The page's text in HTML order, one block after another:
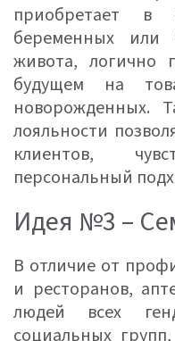
приобретает в
беременных или
живота, логично
будущем на
новорожденных.
лояльности
клиентов,
персональный
Идея №3 –
В отличие от
и ресторанов,
людей всех
социальных